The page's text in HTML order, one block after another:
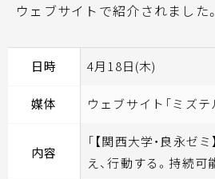
ウェブサイトで紹介されました。
日時 4月18日(木)
媒体 ウェブサイト「ミズテ
内容
「【関西大学・良永ゼ
え、行動する。持続可